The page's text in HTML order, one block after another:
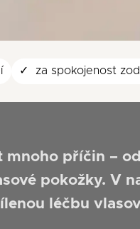
za spokojenost
příčin –
pokožky. V
léčbu